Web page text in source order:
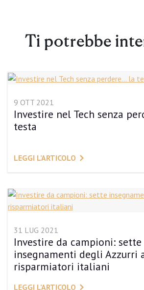
Ti potrebbe
9 OTT 2021
Investire nel Tech senza
testa
LEGGI L’ARTICOLO
31 LUG 2021
Investire da campioni: sette
insegnamenti degli Azzurri
risparmiatori italiani
LEGGI L’ARTICOLO